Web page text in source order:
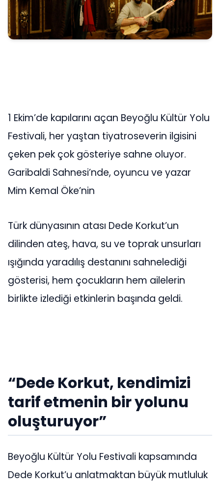
1 Ekim’de kapılarını açan Beyoğlu Kültür Yolu
Festivali, her yaştan tiyatroseverin ilgisini
çeken pek çok gösteriye sahne oluyor.
Garibaldi Sahnesi’nde, oyuncu ve yazar
Mim Kemal Öke’nin
Türk dünyasının atası Dede Korkut’un
dilinden ateş, hava, su ve toprak unsurları
ışığında yaradılış destanını sahnelediği
gösterisi, hem çocukların hem ailelerin
birlikte izlediği etkinlerin başında geldi.
“Dede Korkut, kendimizi
tarif etmenin bir yolunu
oluşturuyor”
Beyoğlu Kültür Yolu Festivali kapsamında
Dede Korkut’u anlatmaktan büyük mutluluk